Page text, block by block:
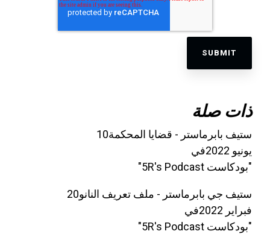
ذات صلة
ستيف بابرماستر - قضايا المحكمة10
يونيو 2022في
"بودكاست 5R's Podcast"
ستيف جي بابرماستر - ملف تعريف النانو20
فبراير 2022في
"بودكاست 5R's Podcast"